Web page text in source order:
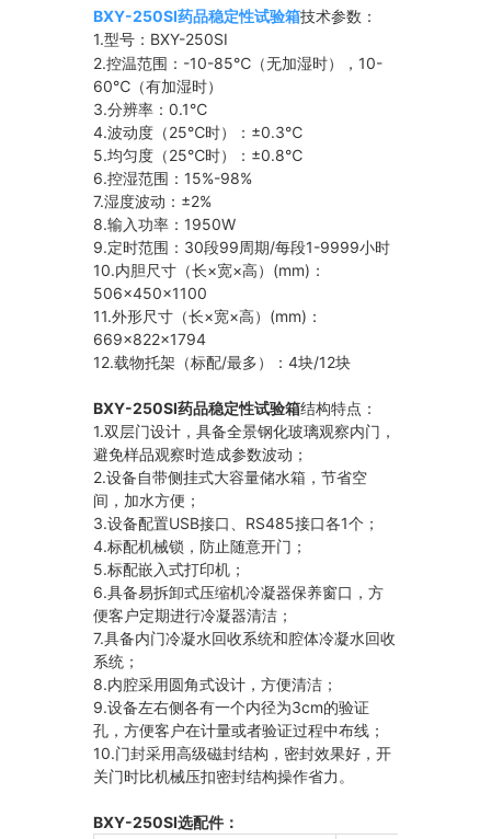
BXY-250SI药品稳定性试验箱技术参数：
1.型号：BXY-250SI
2.控温范围：-10-85℃（无加湿时），10-
60℃（有加湿时）
3.分辨率：0.1℃
4.波动度（25℃时）：±0.3℃
5.均匀度（25℃时）：±0.8℃
6.控湿范围：15%-98%
7.湿度波动：±2%
8.输入功率：1950W
9.定时范围：30段99周期/每段1-9999小时
10.内胆尺寸（长×宽×高）(mm)：
506×450×1100
11.外形尺寸（长×宽×高）(mm)：
669×822×1794
12.载物托架（标配/最多）：4块/12块
BXY-250SI药品稳定性试验箱结构特点：
1.双层门设计，具备全景钢化玻璃观察内门，
避免样品观察时造成参数波动；
2.设备自带侧挂式大容量储水箱，节省空
间，加水方便；
3.设备配置USB接口、RS485接口各1个；
4.标配机械锁，防止随意开门；
5.标配嵌入式打印机；
6.具备易拆卸式压缩机冷凝器保养窗口，方
便客户定期进行冷凝器清洁；
7.具备内门冷凝水回收系统和腔体冷凝水回收
系统；
8.内腔采用圆角式设计，方便清洁；
9.设备左右侧各有一个内径为3cm的验证
孔，方便客户在计量或者验证过程中布线；
10.门封采用高级磁封结构，密封效果好，开
关门时比机械压扣密封结构操作省力。
BXY-250SI选配件：